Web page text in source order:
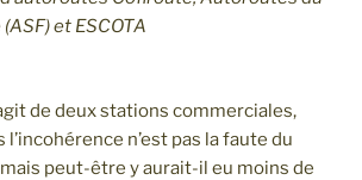
et ESCOTA
de deux stations commerciales,
l’incohérence n’est pas la faute du
peut-être y aurait-il eu moins de